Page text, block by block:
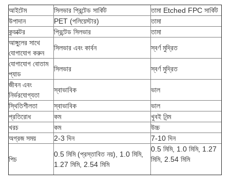
আইটেম সিলভার প্রিন্টেড সার্কিট
তামা Etched FPC সার্কিট
উপাদান
PET (পলিয়েস্টার)
তামা
কন্ডাক্টর
প্রিন্টেড সিলভার
তামা
আঙ্গুলের সাথে
যোগাযোগ করুন
সিলভার এবং কার্বন
স্বর্ণ মুদ্রিত
যোগাযোগ বোতাম
প্যাড
সিলভার
স্বর্ণ মুদ্রিত
জীবন এবং
নির্ভরযোগ্যতা
স্বাভাবিক
ভাল
স্থিতিশীলতা
স্বাভাবিক
ভাল
প্রতিরোধ
কম
খুবই নিন্ম
খরচ
কম
উচ্চ
অগ্রজ সময়
2-3 দিন 7-10 দিন
পিচ
0.5 মিমি (প্রস্তাবিত নয়), 1.0 মিমি,
1.27 মিমি, 2.54 মিমি
0.5 মিমি, 1.0 মিমি, 1.27
মিমি, 2.54 মিমি